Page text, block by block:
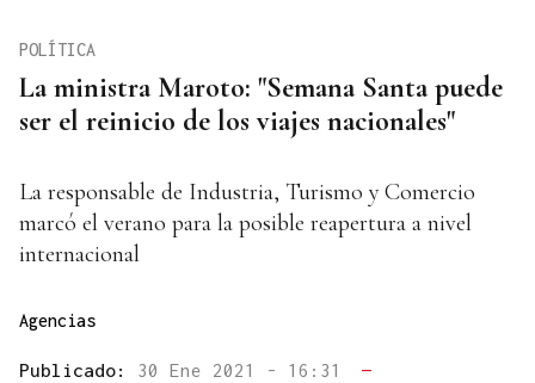
La ministra Maroto: "Semana Santa puede
ser el reinicio de los viajes nacionales"
POLÍTICA
La responsable de Industria, Turismo y Comercio
marcó el verano para la posible reapertura a nivel
internacional
Agencias
Publicado: 30 Ene 2021 - 16:31
—